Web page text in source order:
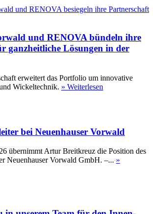
und RENOVA bündeln ihre
ganzheitliche Lösungen in der
erweitert das Portfolio um innovative
Wickeltechnik. » Weiterlesen
bei Neuenhauser Vorwald
übernimmt Artur Breitkreuz die Position des
Neuenhauser Vorwald GmbH. –... »